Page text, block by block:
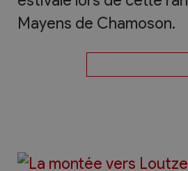
Mayens de Chamoson.